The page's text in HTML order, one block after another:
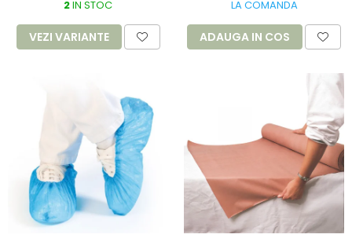
2IN STOC
VEZI VARIANTE
LA COMANDA
ADAUGA IN COS